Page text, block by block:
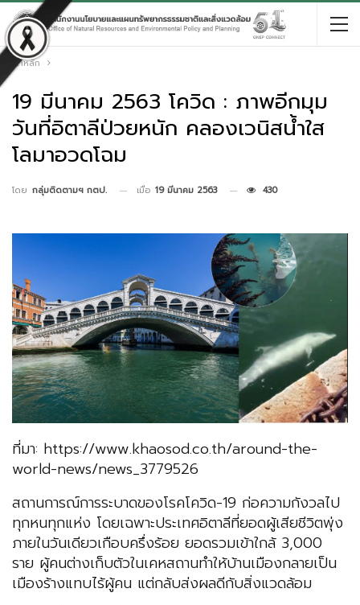
หน้าหลัก
19 มีนาคม 2563 โควิด : ภาพอีกมุม
วันที่อิตาลีป่วยหนัก คลองเวนิสน้ำใส
โลมาอวดโฉม
โดย กลุ่มติดตามฯ กตป. เมื่อ 19 มีนาคม 2563 430
ที่มา: https://www.khaosod.co.th/around-the-
world-news/news_3779526
สถานการณ์การระบาดของโรคโควิด-19 ก่อความกังวลไป
ทุกหนทุกแห่ง โดยเฉพาะประเทศอิตาลีที่ยอดผู้เสียชีวิตพุ่ง
ภายในวันเดียวเกือบครึ่งร้อย ยอดรวมเข้าใกล้ 3,000
ราย ผู้คนต่างเก็บตัวในเคหสถานทำให้บ้านเมืองกลายเป็น
เมืองร้างแทบไร้ผู้คน แต่กลับส่งผลดีกับสิ่งแวดล้อม